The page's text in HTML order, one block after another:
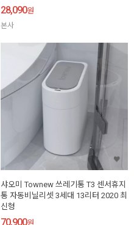
28,090원
본사
샤오미 Townew 쓰레기통 T3 센서휴지
통 자동비닐리셋 3세대 13리터 2020 최
신형
70,900원